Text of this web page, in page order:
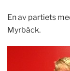
En av partiets
Myrbäck.